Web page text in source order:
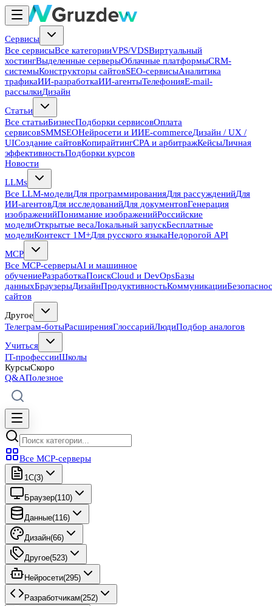
Сервисы
Все сервисыВсе категорииVPS/VDSВиртуальный
хостингВыделенные серверыОблачные платформыCRM-
системыКонструкторы сайтовSEO-сервисыАналитика
трафикаИИ-разработкаИИ-агентыТелефонияE-mail-
рассылкиДизайн
Статьи
Все статьиБизнесПодборки сервисовОплата
сервисовSMMSEOНейросети и ИИE-commerceДизайн / UX /
UIСоздание сайтовКопирайтингCPA и арбитражКейсыЛичная
эффективностьПодборки курсов
Новости
LLMs
Все LLM-моделиДля программированияДля рассужденийДля
ИИ-агентовДля исследованийДля документовГенерация
изображенийПонимание изображенийРоссийские
моделиОткрытые весаЛокальный запускБесплатные
моделиКонтекст 1M+Для русского языкаНедорогой API
MCP
Все MCP-серверыAI и машинное
обучениеРазработкаПоискCloud и DevOpsБазы
данныхБраузерыДизайнПродуктивностьКоммуникации
сайтов
Другое
Телеграм-ботыРасширенияГлоссарийЛюдиПодбор аналогов
Учиться
IT-профессииШколы
КурсыСкоро
Q&AПолезное
Все MCP-серверы
1C(3)
Браузер(110)
Данные(116)
Дизайн(66)
Другое(523)
Нейросети(295)
Разработчикам(252)